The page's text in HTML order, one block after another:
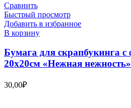
Сравнить
Быстрый просмотр
Добавить в избранное
В корзину
Бумага для скрапбукинга
20х20см «Нежная
30,00₽